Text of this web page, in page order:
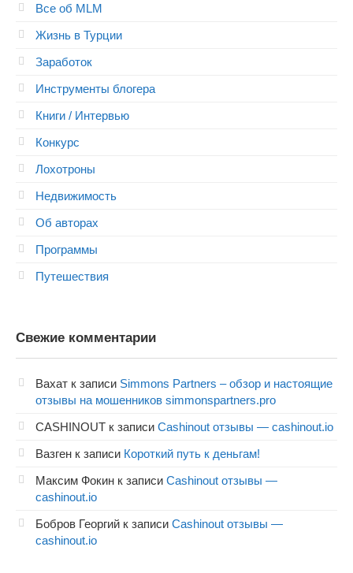
Все об MLM
Жизнь в Турции
Заработок
Инструменты блогера
Книги / Интервью
Конкурс
Лохотроны
Недвижимость
Об авторах
Программы
Путешествия
Свежие комментарии
Вахат к записи Simmons Partners – обзор и настоящие
отзывы на мошенников simmonspartners.pro
CASHINOUT к записи Cashinout отзывы — cashinout.io
Вазген к записи Короткий путь к деньгам!
Максим Фокин к записи Cashinout отзывы —
cashinout.io
Бобров Георгий к записи Cashinout отзывы —
cashinout.io